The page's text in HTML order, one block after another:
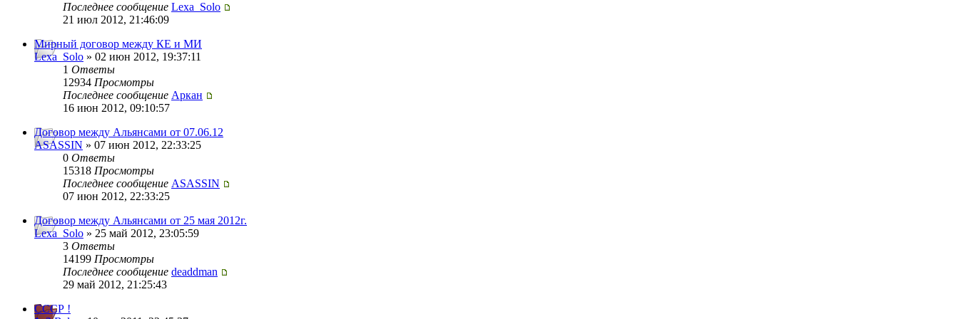
Последнее сообщение Lexa_Solo
21 июл 2012, 21:46:09
Мирный договор между КЕ и МИ
Lexa_Solo » 02 июн 2012, 19:37:11
1 Ответы
12934 Просмотры
Последнее сообщение Аркан
16 июн 2012, 09:10:57
Договор между Альянсами от 07.06.12
ASASSIN » 07 июн 2012, 22:33:25
0 Ответы
15318 Просмотры
Последнее сообщение ASASSIN
07 июн 2012, 22:33:25
Договор между Альянсами от 25 мая 2012г.
Lexa_Solo » 25 май 2012, 23:05:59
3 Ответы
14199 Просмотры
Последнее сообщение deaddman
29 май 2012, 21:25:43
СССР !